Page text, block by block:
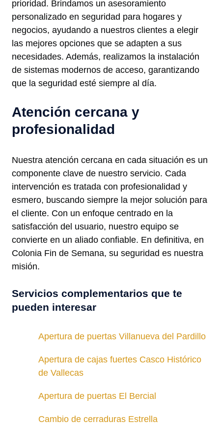
prioridad. Brindamos un asesoramiento
personalizado en seguridad para hogares y
negocios, ayudando a nuestros clientes a elegir
las mejores opciones que se adapten a sus
necesidades. Además, realizamos la instalación
de sistemas modernos de acceso, garantizando
que la seguridad esté siempre al día.
Atención cercana y
profesionalidad
Nuestra atención cercana en cada situación es un
componente clave de nuestro servicio. Cada
intervención es tratada con profesionalidad y
esmero, buscando siempre la mejor solución para
el cliente. Con un enfoque centrado en la
satisfacción del usuario, nuestro equipo se
convierte en un aliado confiable. En definitiva, en
Colonia Fin de Semana, su seguridad es nuestra
misión.
Servicios complementarios que te
pueden interesar
Apertura de puertas Villanueva del Pardillo
Apertura de cajas fuertes Casco Histórico
de Vallecas
Apertura de puertas El Bercial
Cambio de cerraduras Estrella